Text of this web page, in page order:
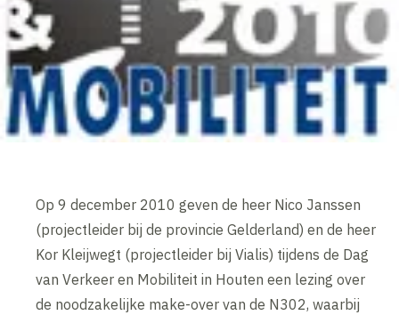
Op 9 december 2010 geven de heer Nico Janssen
(projectleider bij de provincie Gelderland) en de heer
Kor Kleijwegt (projectleider bij Vialis) tijdens de Dag
van Verkeer en Mobiliteit in Houten een lezing over
de noodzakelijke make-over van de N302, waarbij